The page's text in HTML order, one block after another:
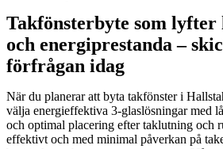
Takfönsterbyte som
och energiprestanda –
förfrågan idag
När du planerar att byta takfönster i
välja energieffektiva 3-glaslösningar med
och optimal placering efter taklutning och
effektivt och med minimal påverkan på